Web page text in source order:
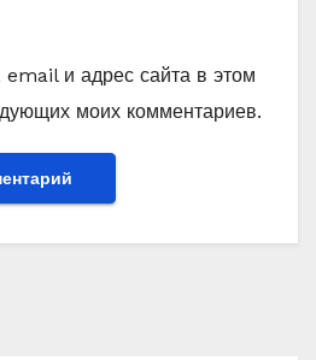
и адрес сайта в этом
моих комментариев.